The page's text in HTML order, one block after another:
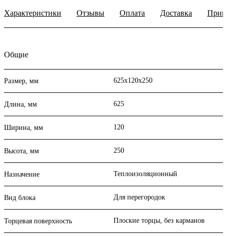
Характеристики Отзывы Оплата Доставка
Общие
Размер, мм 625х120х250
Длина, мм 625
Ширина, мм 120
Высота, мм 250
Назначение Теплоизоляционный
Вид блока Для перегородок
Торцевая поверхность Плоские торцы, без карманов